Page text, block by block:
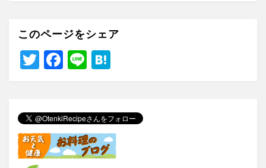
このページをシェア
T
er
F
e
b
o
Li
n
a